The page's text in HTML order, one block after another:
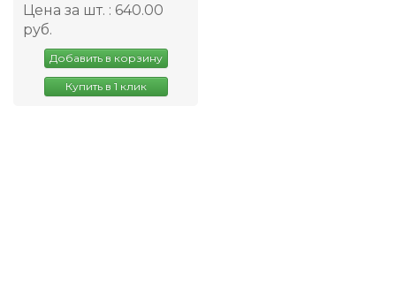
Цена за шт. : 640.00
руб.
Добавить в корзину
Купить в 1 клик